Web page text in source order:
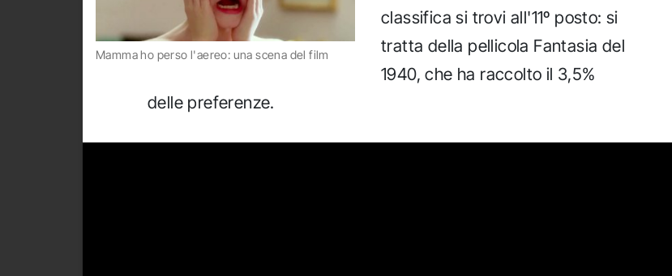
Mamma ho perso l'aereo: una scena del film
classifica si trovi all'11º posto: si
tratta della pellicola Fantasia del
1940, che ha raccolto il 3,5%
delle preferenze.